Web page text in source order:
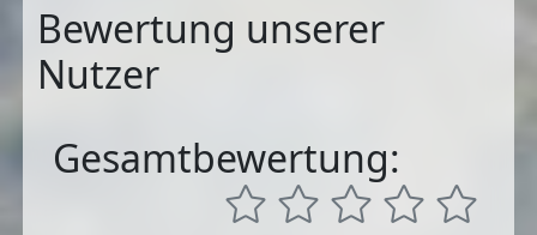
Bewertung unserer
Nutzer
Gesamtbewertung: